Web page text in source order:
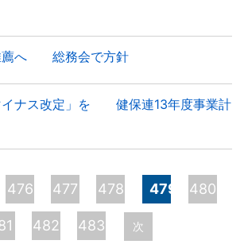
薦へ 総務会で方針
イナス改定」を 健保連13年度事業計
476 477 478 479 480
482 483 次